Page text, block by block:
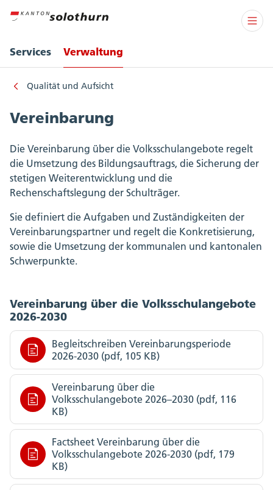
Services Verwaltung
Qualität und Aufsicht
Vereinbarung
Die Vereinbarung über die Volksschulangebote regelt
die Umsetzung des Bildungsauftrags, die Sicherung der
stetigen Weiterentwicklung und die
Rechenschaftslegung der Schulträger.
Sie definiert die Aufgaben und Zuständigkeiten der
Vereinbarungspartner und regelt die Konkretisierung,
sowie die Umsetzung der kommunalen und kantonalen
Schwerpunkte.
Vereinbarung über die Volksschulangebote
2026-2030
Begleitschreiben Vereinbarungsperiode
2026-2030 (pdf, 105 KB)
Vereinbarung über die
Volksschulangebote 2026–2030 (pdf, 116
KB)
Factsheet Vereinbarung über die
Volksschulangebote 2026-2030 (pdf, 179
KB)